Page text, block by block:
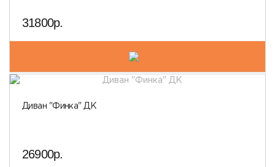
31800р.
Диван "Финка" ДК
26900р.